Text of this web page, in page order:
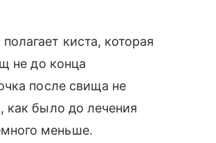
киста, которая
не до конца
после свища не
как было до лечения
меньше.